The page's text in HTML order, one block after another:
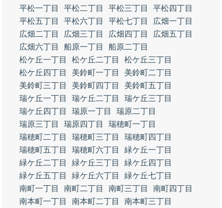
平松一丁目
平松二丁目 平松三丁目
平松四丁目
平松五丁目
平松六丁目 平松七丁目
広畑一丁目
広畑二丁目
広畑三丁目 広畑四丁目
広畑五丁目
広畑六丁目
船原一丁目
船原二丁目
松ケ丘一丁目
松ケ丘二丁目
松ケ丘三丁目
松ケ丘四丁目
美鈴町一丁目
美鈴町二丁目
美鈴町三丁目
美鈴町四丁目
美鈴町五丁目
瑞ケ丘一丁目
瑞ケ丘二丁目
瑞ケ丘三丁目
瑞ケ丘四丁目
瑞原一丁目
瑞原二丁目
瑞原三丁目
瑞原四丁目
瑞穂町一丁目
瑞穂町二丁目
瑞穂町三丁目
瑞穂町四丁目
瑞穂町五丁目
瑞穂町六丁目
緑ケ丘一丁目
緑ケ丘二丁目
緑ケ丘三丁目
緑ケ丘四丁目
緑ケ丘五丁目
緑ケ丘六丁目
緑ケ丘七丁目
南町一丁目
南町二丁目 南町三丁目
南町四丁目
南本町一丁目
南本町二丁目
南本町三丁目